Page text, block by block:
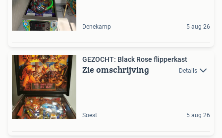
Denekamp 5 aug 26
GEZOCHT: Black Rose flipperkast
Zie omschrijving Details
Soest 5 aug 26